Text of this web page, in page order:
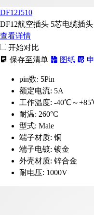
DF12J510
DF12航空插头 5芯电缆插
查看详情
开始对比
保存至清单
图纸
pin数: 5Pin
额定电流: 5A
工作温度: -40℃～
耐温: 260°C
型式: Male
端子材质: 铜
端子电镀: 镀金
外壳材质: 锌合金
耐电压: 1000V